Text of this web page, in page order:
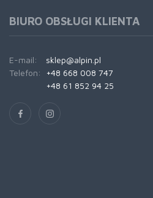
BIURO OBSŁUGI KLIENTA
E-mail:
sklep@alpin.pl
Telefon:
+48 668 008 747
+48 61 852 94 25